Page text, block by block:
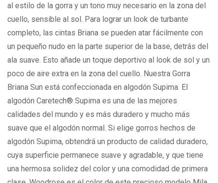
al estilo de la gorra y un tono muy necesario en la zona del
cuello, sensible al sol. Para lograr un look de turbante
completo, las cintas Briana se pueden atar fácilmente con
un pequeño nudo en la parte superior de la base, detrás del
ala suave. Esto añade un toque deportivo al look de sol y un
poco de aire extra en la zona del cuello. Nuestra Gorra
Briana Sun está confeccionada en algodón Supima. El
algodón Caretech® Supima es una de las mejores
calidades del mundo y es más duradero y mucho más
suave que el algodón normal. Si elige gorros hechos de
algodón Supima, obtendrá un producto de calidad duradero,
cuya superficie permanece suave y agradable, y que tiene
una hermosa solidez del color y una comodidad de primera